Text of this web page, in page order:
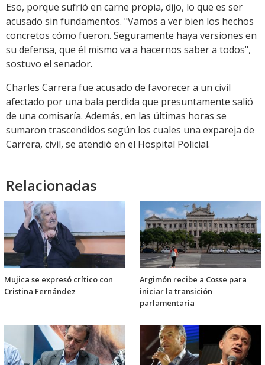
Eso, porque sufrió en carne propia, dijo, lo que es ser
acusado sin fundamentos. "Vamos a ver bien los hechos
concretos cómo fueron. Seguramente haya versiones en
su defensa, que él mismo va a hacernos saber a todos",
sostuvo el senador.
Charles Carrera fue acusado de favorecer a un civil
afectado por una bala perdida que presuntamente salió
de una comisaría. Además, en las últimas horas se
sumaron trascendidos según los cuales una expareja de
Carrera, civil, se atendió en el Hospital Policial.
Relacionadas
Mujica se expresó crítico con
Cristina Fernández
Argimón recibe a Cosse para
iniciar la transición
parlamentaria